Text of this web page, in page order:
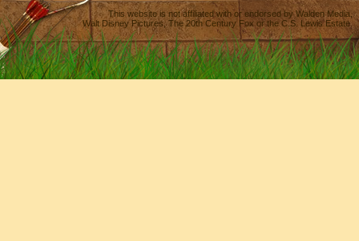
This website is not affiliated with or endorsed byWalden Media
Walt Disney Pictures,The 20th Century Fox or the C.S. Lewis Estate.